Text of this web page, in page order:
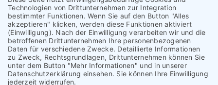
News